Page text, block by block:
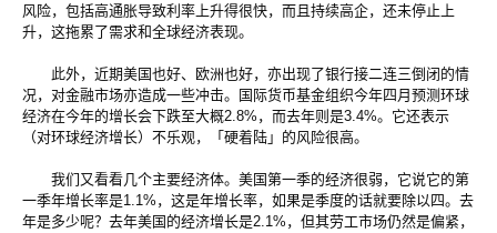
风险，包括高通胀导致利率上升得很快，而且持续高企，还未停止上
升，这拖累了需求和全球经济表现。
此外，近期美国也好、欧洲也好，亦出现了银行接二连三倒闭的情
况，对金融市场亦造成一些冲击。国际货币基金组织今年四月预测环球
经济在今年的增长会下跌至大概2.8%，而去年则是3.4%。它还表示
（对环球经济增长）不乐观，「硬着陆」的风险很高。
我们又看看几个主要经济体。美国第一季的经济很弱，它说它的第
一季年增长率是1.1%，这是年增长率，如果是季度的话就要除以四。去
年是多少呢？去年美国的经济增长是2.1%，但其劳工市场仍然是偏紧，